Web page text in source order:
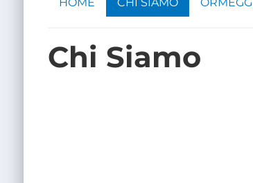
Chi Siamo